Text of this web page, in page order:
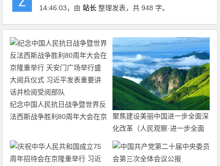
14:46:03，由站长 整理发表，共 948 字。
纪念中国人民抗日战争暨世界反
法西斯战争胜利80周年大会在京
阅兵仪式 习近平发表重要讲话
聚焦建设美丽中国进一步全面深
化改革（人民观察·进一步全面
深化改革的“七个聚焦”）